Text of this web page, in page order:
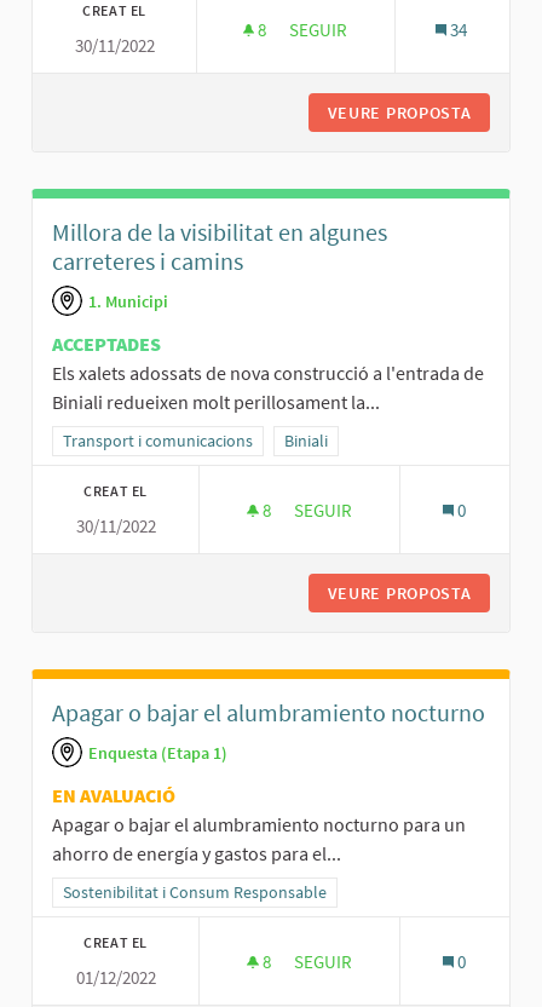
CREAT EL
30/11/2022
8 8 SEGUIDORES
SEGUIR 34
VEURE PROPOSTA
Millora de la visibilitat en algunes
carreteres i camins
1. Municipi
ACCEPTADES
Els xalets adossats de nova construcció a l'entrada de
Biniali redueixen molt perillosament la...
Resultats al filtrar per la categoria: Transport i comunicacions
Transport i comunicacions Resultats al filtrar per l'àmbit:
Biniali
CREAT EL
30/11/2022
8 8 SEGUIDORES
SEGUIR 0
VEURE PROPOSTA
Apagar o bajar el alumbramiento nocturno
Enquesta (Etapa 1)
EN AVALUACIÓ
Apagar o bajar el alumbramiento nocturno para un
ahorro de energía y gastos para el...
Resultats al filtrar per la categoria: Sostenibilitat i Consum
Sostenibilitat i Consum Responsable
CREAT EL
01/12/2022
8 8 SEGUIDORES
SEGUIR 0